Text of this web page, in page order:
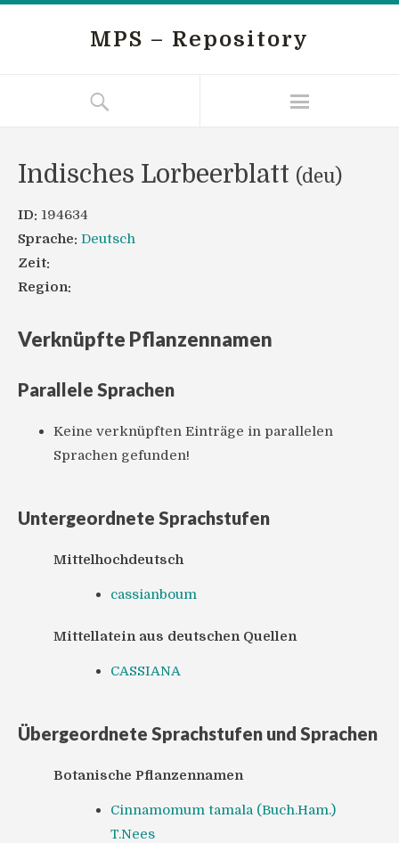
MPS – Repository
Indisches Lorbeerblatt (deu)
ID: 194634
Sprache: Deutsch
Zeit:
Region:
Verknüpfte Pflanzennamen
Parallele Sprachen
Keine verknüpften Einträge in parallelen
Sprachen gefunden!
Untergeordnete Sprachstufen
Mittelhochdeutsch
cassianboum
Mittellatein aus deutschen Quellen
CASSIANA
Übergeordnete Sprachstufen und Sprachen
Botanische Pflanzennamen
Cinnamomum tamala (Buch.Ham.)
T.Nees